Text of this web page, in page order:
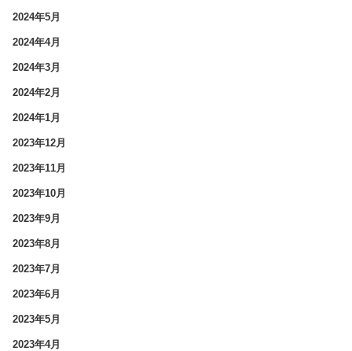
2024年5月
2024年4月
2024年3月
2024年2月
2024年1月
2023年12月
2023年11月
2023年10月
2023年9月
2023年8月
2023年7月
2023年6月
2023年5月
2023年4月